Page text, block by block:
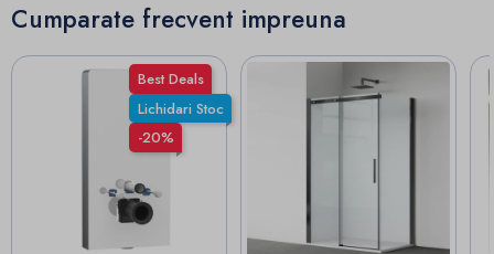
Cumparate frecvent impreuna
Best Deals
Lichidari Stoc
-20%